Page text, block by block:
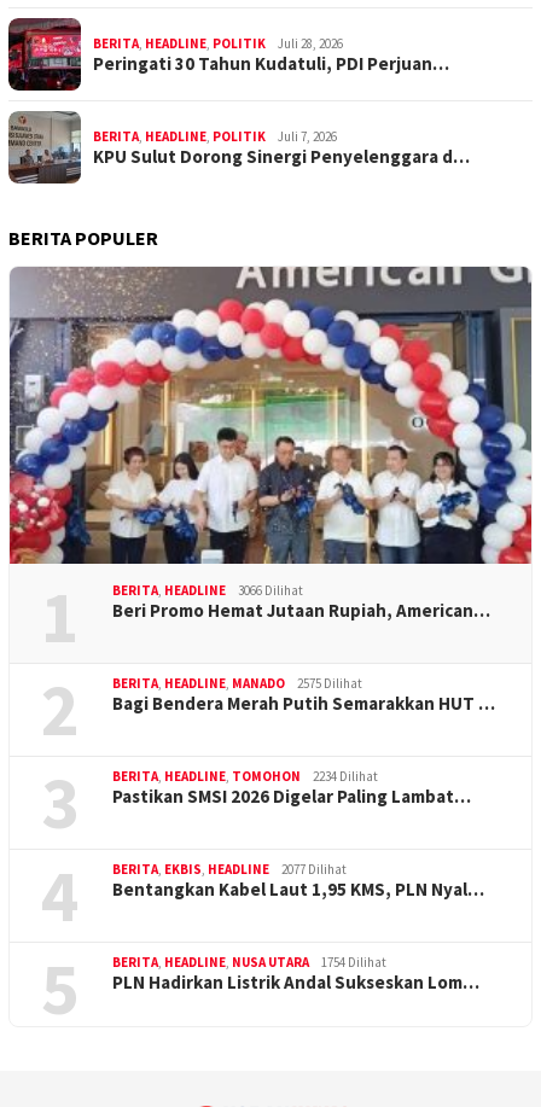
BERITA, HEADLINE, POLITIK Juli 28, 2026
Peringati 30 Tahun Kudatuli, PDI Perjuan…
BERITA, HEADLINE, POLITIK Juli 7, 2026
KPU Sulut Dorong Sinergi Penyelenggara d…
BERITA POPULER
1 BERITA, HEADLINE 3066 Dilihat
Beri Promo Hemat Jutaan Rupiah, American…
2 BERITA, HEADLINE, MANADO 2575 Dilihat
Bagi Bendera Merah Putih Semarakkan HUT …
3 BERITA, HEADLINE, TOMOHON 2234 Dilihat
Pastikan SMSI 2026 Digelar Paling Lambat…
4 BERITA, EKBIS, HEADLINE 2077 Dilihat
Bentangkan Kabel Laut 1,95 KMS, PLN Nyal…
5 BERITA, HEADLINE, NUSA UTARA 1754 Dilihat
PLN Hadirkan Listrik Andal Sukseskan Lom…